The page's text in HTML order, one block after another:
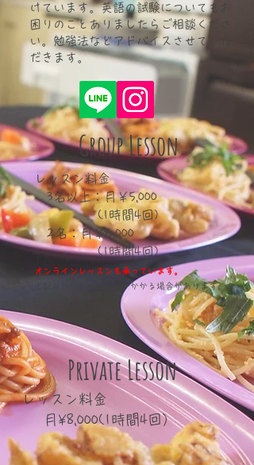
けています。英語の試験についてもお
困りのことありましたらご相談くださ
い。勉強法などアドバイスさせていた
だきます。
Group Lesson
レッスン料金
3名以上：月￥5,000
(1時間4回)
2名：月￥6,000
(1時間4回)
オンラインレッスンも承っています。
​上記以外にテキスト代がかかる場合があります。
レッスン料金
月¥8,000(1時間4回）
Private Lesson